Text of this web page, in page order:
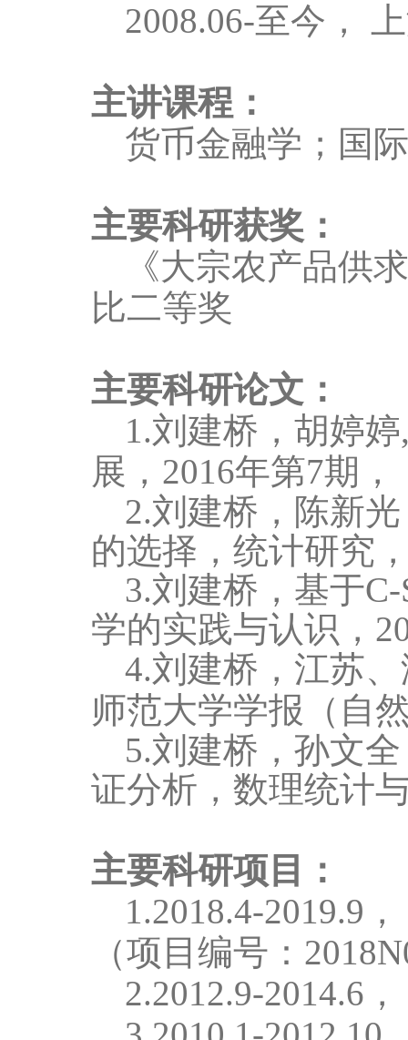
2008.06-至今，
主讲课程：
货币金融学；国
主要科研获奖：
《大宗农产品供
比二等奖
主要科研论文：
1.刘建桥，胡婷
展，2016年第7期，
2.刘建桥，陈新光
的选择，统计研究
3.刘建桥， 基于
学的实践与认识，
4.刘建桥， 江苏
师范大学学报（自
5.刘建桥，孙文
证分析，数理统计
主要科研项目：
1.2018.4-2019.9
（项目编号：
2.2012.9-2014.6